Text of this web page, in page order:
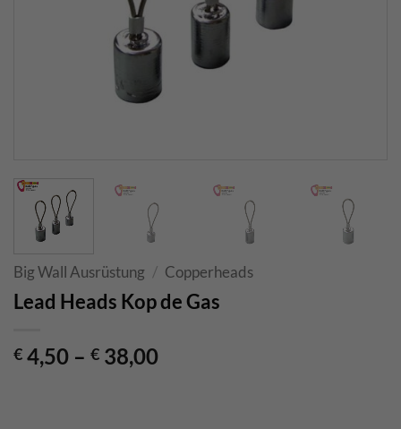
Big Wall Ausrüstung / Copperheads
Lead Heads Kop de Gas
€ 4,50 – € 38,00